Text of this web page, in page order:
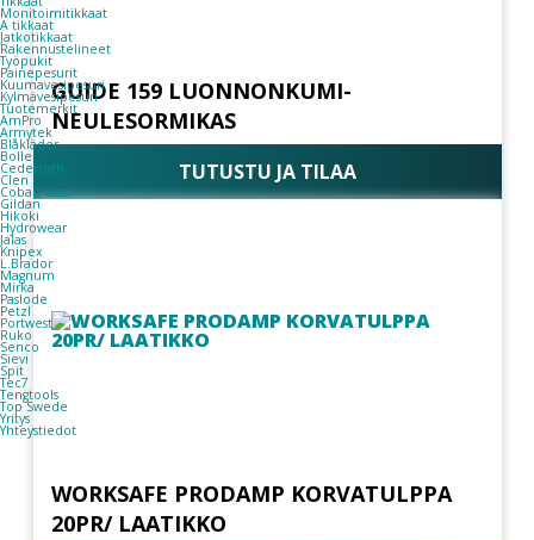
Monitoimitikkaat
A tikkaat
Jatkotikkaat
Rakennustelineet
Työpukit
Painepesurit
Kuumavesipesuri
Kylmävesipesuri
Tuotemerkit
AmPro
Armytek
Blåkläder
Bolle
Cederroth
Clen
Cobalt Gear
Gildan
Hikoki
Hydrowear
Jalas
Knipex
L.Brador
Magnum
Mirka
Paslode
Petzl
Portwest
Ruko
Senco
Sievi
Spit
Tec7
Tengtools
Top Swede
Yritys
Yhteystiedot
GUIDE 159 LUONNONKUMI-
NEULESORMIKAS
TUTUSTU JA TILAA
WORKSAFE PRODAMP KORVATULPPA
20PR/ LAATIKKO